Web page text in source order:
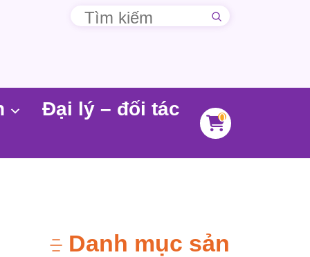
Đại lý – đối tác 0
Danh mục sản